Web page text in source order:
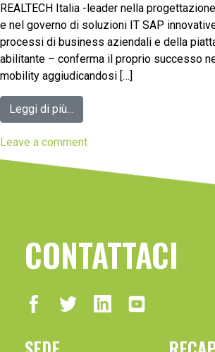
REALTECH Italia -leader nella
e nel governo di soluzioni IT SAP
processi di business aziendali e della
abilitante – conferma il proprio successo
mobility aggiudicandosi […]
Leggi di più…
Leave a comment
CONTATTACI